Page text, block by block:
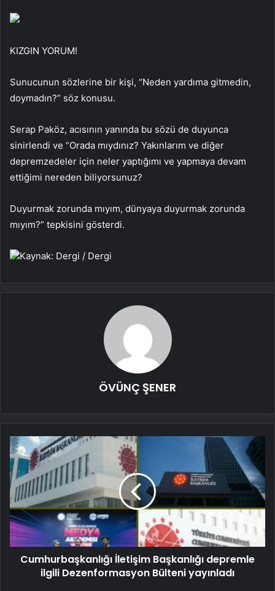
KIZGIN YORUM!
Sunucunun sözlerine bir kişi, “Neden yardıma gitmedin,
doymadın?” söz konusu.
Serap Paköz, acısının yanında bu sözü de duyunca
sinirlendi ve “Orada mıydınız? Yakınlarım ve diğer
depremzedeler için neler yaptığımı ve yapmaya devam
ettiğimi nereden biliyorsunuz?
Duyurmak zorunda mıyım, dünyaya duyurmak zorunda
mıyım?” tepkisini gösterdi.
Kaynak: Dergi / Dergi
ÖVÜNÇ ŞENER
Cumhurbaşkanlığı İletişim Başkanlığı depremle
ilgili Dezenformasyon Bülteni yayınladı